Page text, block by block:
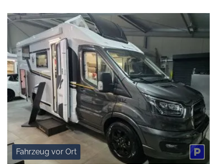
Fahrzeug vor Ort